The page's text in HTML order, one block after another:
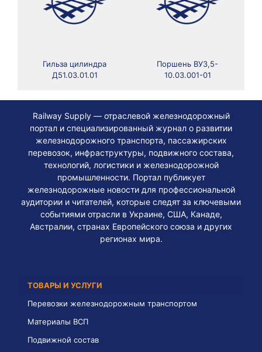
Гильза цилиндра
Д51.03.01.01
Поршень ВУ3,5-
10.03.001-01
Railway Supply — отраслевой железнодорожный
портал и специализированный журнал о развитии
железнодорожного транспорта, пассажирских
перевозок, инфраструктуры, подвижного состава,
технологий, логистики и железнодорожной
промышленности. Портал публикует
железнодорожные новости для профессиональной
аудитории и читателей, которые следят за ключевыми
событиями отрасли в Украине, США, Канаде,
Австралии, странах Европейского союза и других
регионах мира.
ТОВАРЫ И УСЛУГИ
Перевозки железнодорожным транспортом
Материалы ВСП
Подвижной состав